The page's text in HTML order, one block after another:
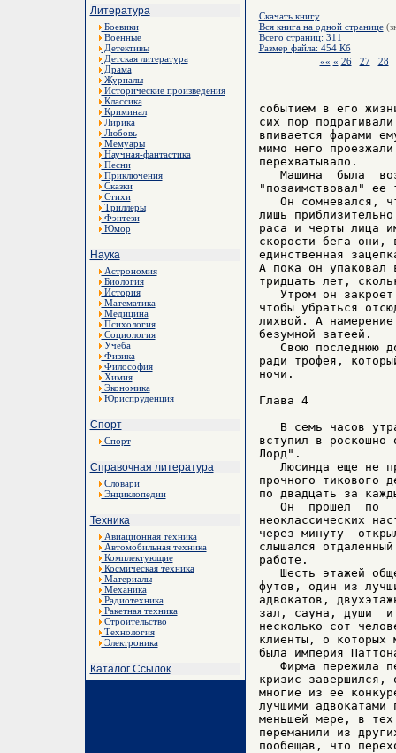
Литература
Боевики
Военные
Детективы
Детская литература
Драма
Журналы
Исторические произведения
Классика
Криминал
Лирика
Любовь
Мемуары
Научная-фантастика
Песни
Приключения
Сказки
Стихи
Триллеры
Фэнтези
Юмор
Наука
Астрономия
Биология
История
Математика
Медицина
Психология
Социология
Учеба
Физика
Философия
Химия
Экономика
Юриспруденция
Спорт
Спорт
Справочная литература
Словари
Энциклопедии
Техника
Авиационная техника
Автомобильная техника
Комплектующие
Космическая техника
Материалы
Механика
Радиотехника
Ракетная техника
Строительство
Технология
Электроника
Каталог Ссылок
Скачать книгу
Вся книга на одной странице
Всего страниц: 311
Размер файла: 454 Кб
«« « 26 27 28
событием в его
сих пор
впивается фарами
мимо него
перехватывало.
Машина  была
"позаимствовал"
Он сомневался,
лишь
раса и черты лица
скорости бега они,
единственная
А пока он упаковал
тридцать лет,
Утром он
чтобы убраться
лихвой. А
безумной затеей.
Свою последнюю
ради трофея,
ночи.
Глава 4
В семь часов
вступил в
Лорд".
Люсинда еще не
прочного тикового
по двадцать за
Он  прошел  по
неоклассических
через минуту
слышался
работе.
Шесть этажей
футов, один из
адвокатов,
зал, сауна, души  и
несколько сот
клиенты, о которых
была империя
Фирма пережила
кризис завершился,
многие из ее
лучшими
меньшей мере, в тех
переманили из
пообещав, что